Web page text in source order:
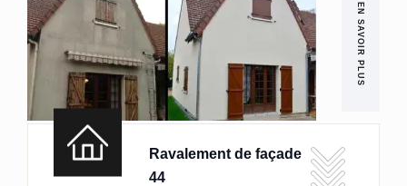
EN SAVOIR PLUS
Ravalement de façade
44